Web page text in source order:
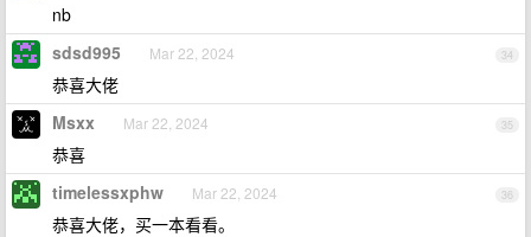
nb
34
sdsd995 Mar 22, 2024
恭喜大佬
35
Msxx Mar 22, 2024
恭喜
36
timelessxphw Mar 22, 2024
恭喜大佬，买一本看看。